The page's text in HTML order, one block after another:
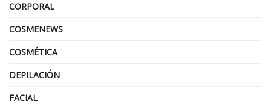
CORPORAL
COSMENEWS
COSMÉTICA
DEPILACIÓN
FACIAL